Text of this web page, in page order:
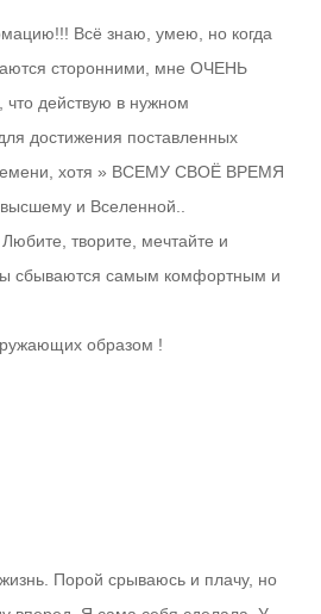
Всё знаю, умею, но когда
сторонними, мне ОЧЕНЬ
действую в нужном
достижения поставленных
хотя » ВСЕМУ СВОЁ ВРЕМЯ
и Вселенной..
творите, мечтайте и
сбываются самым комфортным и
образом !
Порой срываюсь и плачу, но